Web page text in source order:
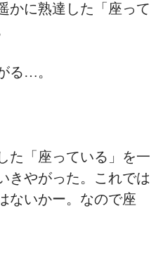
かに熟達した「座って
る…。
た「座っている」を一
きやがった。これでは
ないかー。なので座